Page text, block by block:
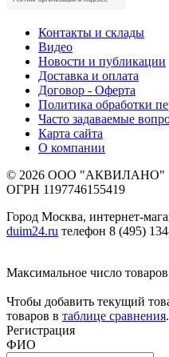
Контакты и склады
Видео
Новости и публикации
Доставка и оплата
Договор - Оферта
Политика обработки
Часто задаваемые
Карта сайта
О компании
© 2026 ООО "АКВИЛАНО"
ОГРН 1197746155419
Город Москва, интернет-
duim24.ru телефон 8 (495)
Максимальное число
Чтобы добавить текущий
товаров в таблице сравнения.
Регистрация
ФИО